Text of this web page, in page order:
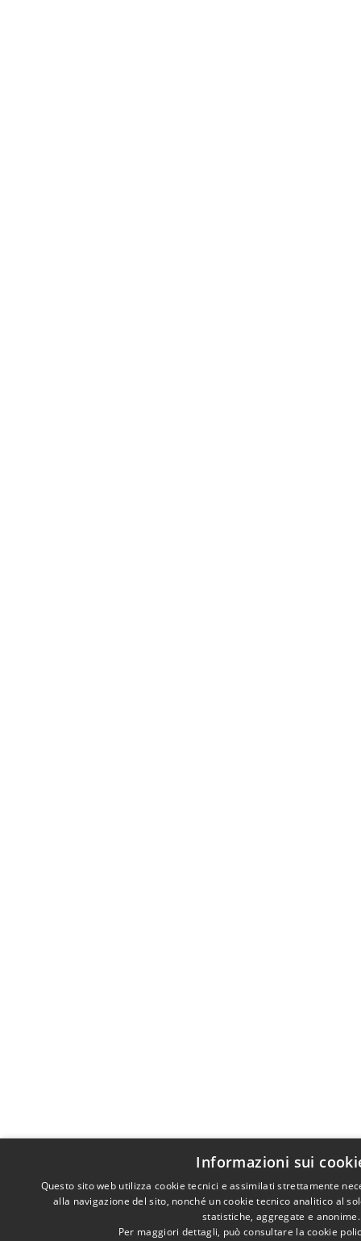
Informazioni sui
Questo sito web utilizza cookie tecnici e assimilati strettamente
alla navigazione del sito, nonché un cookie tecnico analitico al
statistiche, aggregate e anonime.
Per maggiori dettagli, può consultare la cookie